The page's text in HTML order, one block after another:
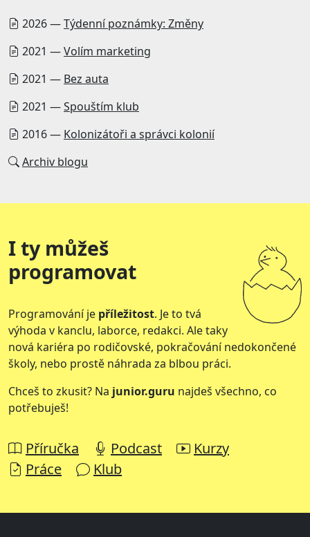
2026 —Týdenní poznámky: Změny
2021 —Volím marketing
2021 — Bez auta
2021 —Spouštím klub
2016 — Kolonizátoři a správci kolonií
Archiv blogu
I ty můžeš
programovat
Programování je příležitost. Je to tvá
výhoda v kanclu, laborce, redakci. Ale taky
nová kariéra po rodičovské, pokračování nedokončené
školy, nebo prostě náhrada za blbou práci.
Chceš to zkusit? Na junior.guru najdeš všechno, co
potřebuješ!
Příručka Podcast
Kurzy
Práce
Klub